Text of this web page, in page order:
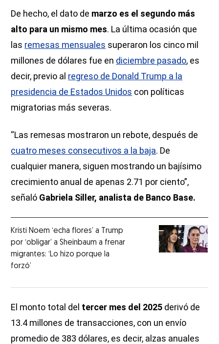
De hecho, el dato de marzo es el segundo más
alto para un mismo mes. La última ocasión que
las remesas mensuales superaron los cinco mil
millones de dólares fue en diciembre pasado, es
decir, previo al regreso de Donald Trump a la
presidencia de Estados Unidos con políticas
migratorias más severas.
“Las remesas mostraron un rebote, después de
cuatro meses consecutivos a la baja. De
cualquier manera, siguen mostrando un bajísimo
crecimiento anual de apenas 2.71 por ciento”,
señaló Gabriela Siller, analista de Banco Base.
Kristi Noem ‘echa flores’ a Trump
por ‘obligar’ a Sheinbaum a frenar
migrantes: ‘Lo hizo porque la
forzó’
El monto total del tercer mes del 2025 derivó de
13.4 millones de transacciones, con un envío
promedio de 383 dólares, es decir, alzas anuales